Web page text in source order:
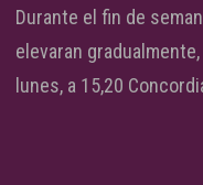
Durante el fin de
elevaran
lunes, a 15,20